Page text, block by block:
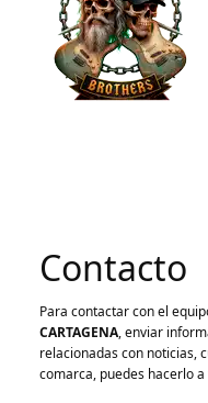
Contacto
Para contactar con el
CARTAGENA, enviar
relacionadas con noticias,
comarca, puedes hacerlo